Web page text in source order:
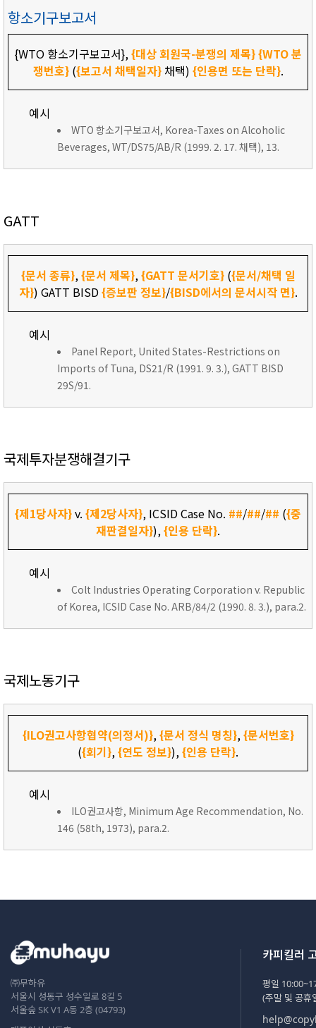
항소기구보고서
{WTO 항소기구보고서},{대상 회원국-분쟁의 제목}{WTO 분
쟁번호}({보고서 채택일자}채택) {인용면 또는 단락}.
예시
WTO 항소기구보고서, Korea-Taxes on Alcoholic
Beverages, WT/DS75/AB/R (1999. 2. 17. 채택), 13.
GATT
{문서 종류},{문서 제목},{GATT 문서기호}({문서/채택 일
자}) GATT BISD{증보판 정보}/{BISD에서의 문서시작 면}.
예시
Panel Report, United States-Restrictions on
Imports of Tuna, DS21/R (1991. 9. 3.), GATT BISD
29S/91.
국제투자분쟁해결기구
{제1당사자}v. {제2당사자}, ICSID Case No. ##/##/## ({중
재판결일자}),{인용 단락}.
예시
Colt Industries Operating Corporation v. Republic
of Korea, ICSID Case No. ARB/84/2 (1990. 8. 3.), para.2.
국제노동기구
{ILO권고사항협약(의정서)},{문서 정식 명칭},{문서번호}
({회기},{연도 정보}),{인용 단락}.
예시
ILO권고사항, Minimum Age Recommendation, No.
146 (58th, 1973), para.2.
㈜무하유
서울시 성동구 성수일로 8길 5
서울숲 SK V1 A동 2층 (04793)
카피킬러
평일
(주말 및 공휴